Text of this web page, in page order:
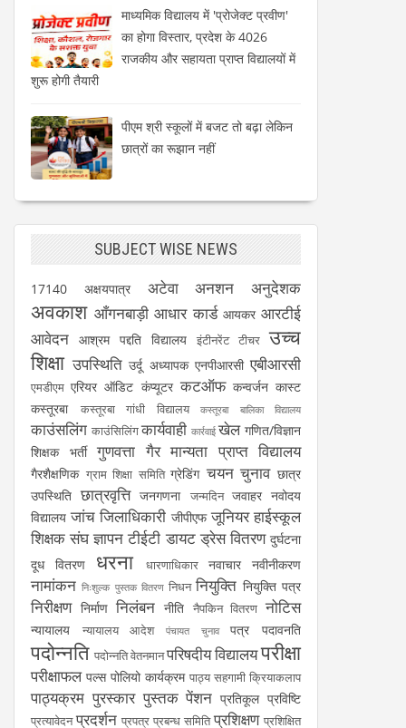
माध्यमिक विद्यालय में 'प्रोजेक्ट प्रवीण'
का होगा विस्तार, प्रदेश के 4026
राजकीय और सहायता प्राप्त विद्यालयों में
शुरू होगी तैयारी
पीएम श्री स्कूलों में बजट तो बढ़ा लेकिन
छात्रों का रूझान नहीं
SUBJECT WISE NEWS
17140 अक्षयपात्र अटेवा अनशन अनुदेशक
अवकाश आँगनबाड़ी आधार कार्ड आयकर आरटीई
आवेदन आश्रम पद्दति विद्यालय इंटीनरेंट टीचर उच्च
शिक्षा उपस्थिति उर्दू अध्यापक एनपीआरसी एबीआरसी
एमडीएम एरियर ऑडिट कंप्यूटर कटऑफ कन्वर्जन कास्ट
कस्तूरबा
कस्तूरबा गांधी विद्यालय कस्तूरबा बालिका विद्यालय
काउंसलिंग काउंसिलिंग कार्यवाही कार्रवाई खेल गणित/विज्ञान
शिक्षक भर्ती
गुणवत्ता गैर मान्यता प्राप्त विद्यालय
गैरशैक्षणिक ग्राम शिक्षा समिति ग्रेडिंग चयन चुनाव छात्र
उपस्थिति छात्रवृत्ति जनगणना जन्मदिन जवाहर नवोदय
विद्यालय जांच जिलाधिकारी जीपीएफ जूनियर हाईस्कूल
शिक्षक संघ ज्ञापन टीईटी डायट ड्रेस वितरण दुर्घटना
दूध वितरण
धरना धारणाधिकार नवाचार नवीनीकरण
नामांकन निःशुल्क पुस्तक वितरण निधन नियुक्ति नियुक्ति पत्र
निरीक्षण निर्माण निलंबन नीति नैपकिन वितरण नोटिस
न्यायालय न्यायालय आदेश पंचायत चुनाव पत्र पदावनति
पदोन्नति पदोन्नति वेतनमानपरिषदीय विद्यालयपरीक्षा
परीक्षाफल पल्स पोलियो कार्यक्रम पाठ्य सहगामी क्रियाकलाप
पाठ्यक्रम पुरस्कार पुस्तक पेंशन प्रतिकूल प्रविष्टि
प्रत्यावेदन प्रदर्शन प्रपत्र प्रबन्ध समिति प्रशिक्षण प्रशिक्षित